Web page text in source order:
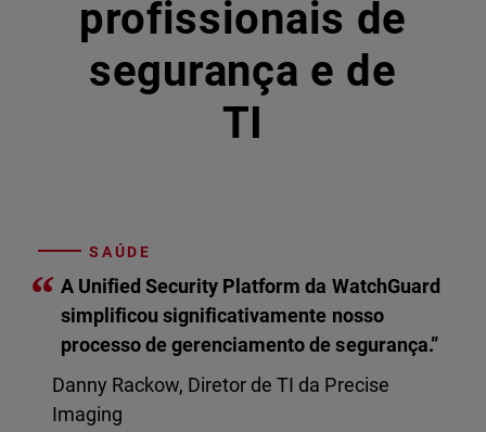
profissionais de
segurança e de
TI
SAÚDE
“ A Unified Security Platform da WatchGuard
simplificou significativamente nosso
processo de gerenciamento de segurança.”
Danny Rackow, Diretor de TI da Precise
Imaging